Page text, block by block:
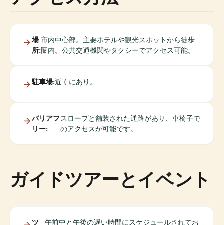
場
所:
市内中心部。主要ホテルや観光スポットから徒歩
圏内。公共交通機関やタクシーでアクセス可能。
駐車場:近くにあり。
バリアフ
リー:
スロープと舗装された通路があり、車椅子で
のアクセスが可能です。
ガイドツアーとイベント
ツ
午前中と午後の遅い時間にスケジュールされてお